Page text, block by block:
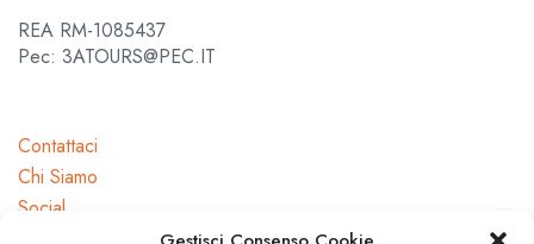
REA RM-1085437
Pec: 3ATOURS@PEC.IT
Contattaci
Chi Siamo
Social